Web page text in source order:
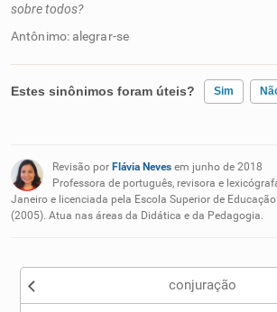
sobre todos?
Antônimo: alegrar-se
Estes sinônimos foram úteis? Sim
Nenhum dos sinônimos apresentados me
Outro
Revisão por Flávia Neves em junho de 2018
Professora de português, revisora e
Janeiro e licenciada pela Escola Superior de
(2005). Atua nas áreas da Didática e da Pedagogia.
conjuração